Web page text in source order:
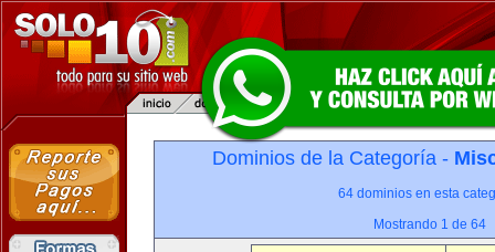
Dominios de la Categoría -
64 dominios en esta
Mostrando 1 de 64